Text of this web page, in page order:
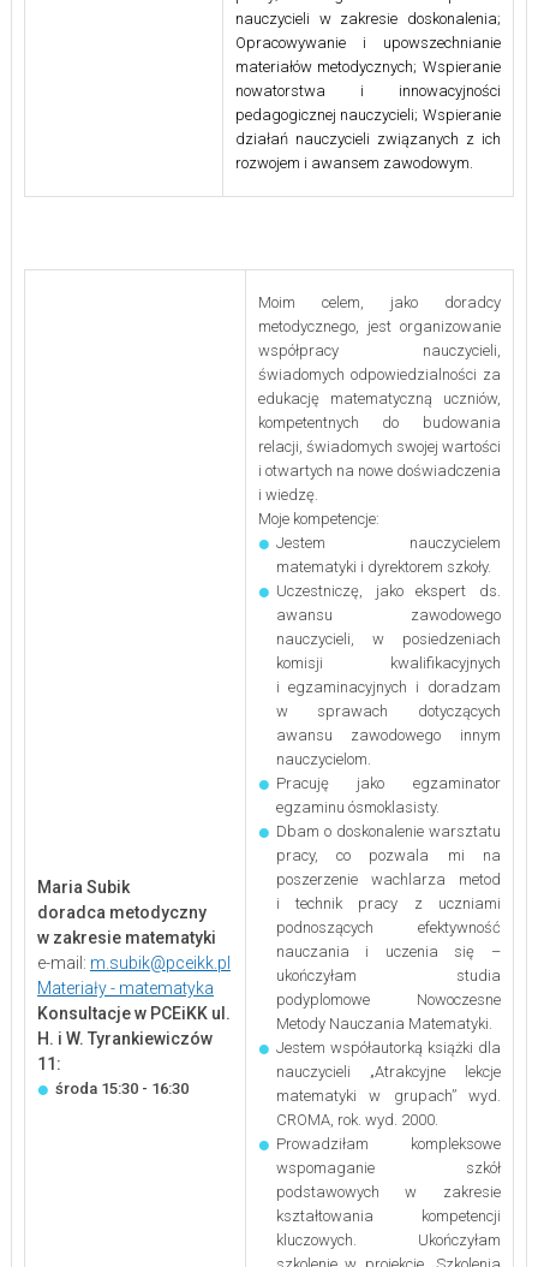
nauczycieli w zakresie doskonalenia;
Opracowywanie i upowszechnianie
materiałów metodycznych; Wspieranie
nowatorstwa i innowacyjności
pedagogicznej nauczycieli; Wspieranie
działań nauczycieli związanych z ich
rozwojem i awansem zawodowym.
Maria Subik
doradca metodyczny
w zakresie matematyki
e-mail: m.subik@pceikk.pl
Materiały - matematyka
Konsultacje w PCEiKK ul.
H. i W. Tyrankiewiczów
11:
środa 15:30 - 16:30
Moim celem, jako doradcy
metodycznego, jest organizowanie
współpracy nauczycieli,
świadomych odpowiedzialności za
edukację matematyczną uczniów,
kompetentnych do budowania
relacji, świadomych swojej wartości
i otwartych na nowe doświadczenia
i wiedzę.
Moje kompetencje:
Jestem nauczycielem
matematyki i dyrektorem szkoły.
Uczestniczę, jako ekspert ds.
awansu zawodowego
nauczycieli, w posiedzeniach
komisji kwalifikacyjnych
i egzaminacyjnych i doradzam
w sprawach dotyczących
awansu zawodowego innym
nauczycielom.
Pracuję jako egzaminator
egzaminu ósmoklasisty.
Dbam o doskonalenie warsztatu
pracy, co pozwala mi na
poszerzenie wachlarza metod
i technik pracy z uczniami
podnoszących efektywność
nauczania i uczenia się –
ukończyłam studia
podyplomowe Nowoczesne
Metody Nauczania Matematyki.
Jestem współautorką książki dla
nauczycieli „Atrakcyjne lekcje
matematyki w grupach” wyd.
CROMA, rok. wyd. 2000.
Prowadziłam kompleksowe
wspomaganie szkół
podstawowych w zakresie
kształtowania kompetencji
kluczowych. Ukończyłam